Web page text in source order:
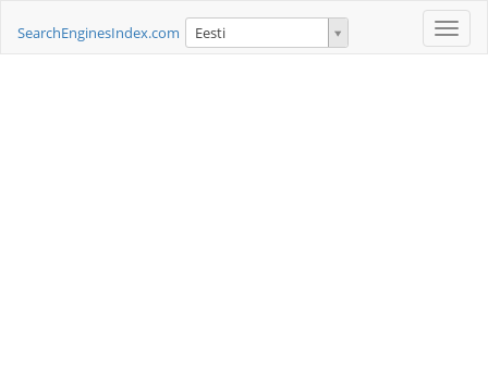
Toggle
SearchEnginesIndex.com Eesti